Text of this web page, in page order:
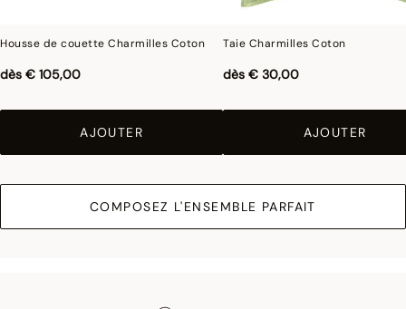
Housse de couette Charmilles Coton
dès € 105,00
AJOUTER
Taie Charmilles Coton
dès € 30,00
AJOUTER
COMPOSEZ L'ENSEMBLE PARFAIT